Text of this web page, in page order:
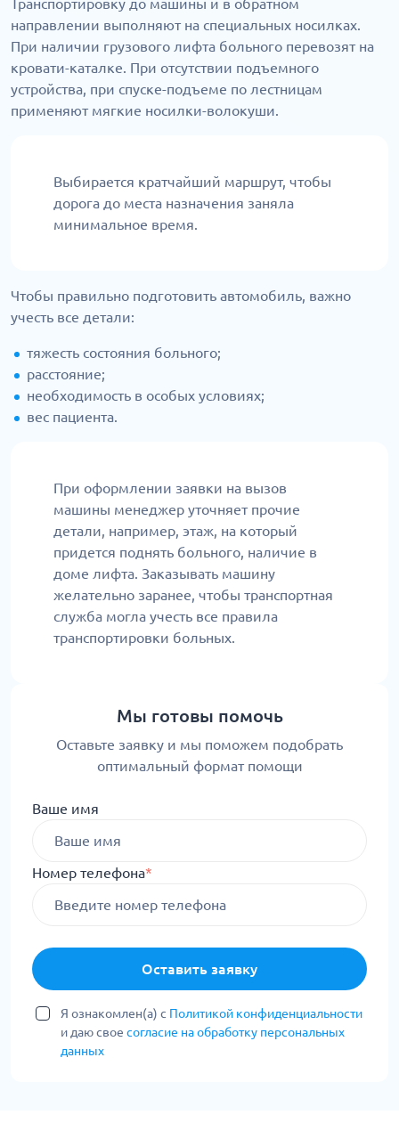
Транспортировку до машины и в обратном
направлении выполняют на специальных носилках.
При наличии грузового лифта больного перевозят на
кровати-каталке. При отсутствии подъемного
устройства, при спуске-подъеме по лестницам
применяют мягкие носилки-волокуши.
Выбирается кратчайший маршрут, чтобы
дорога до места назначения заняла
минимальное время.
Чтобы правильно подготовить автомобиль, важно
учесть все детали:
тяжесть состояния больного;
расстояние;
необходимость в особых условиях;
вес пациента.
При оформлении заявки на вызов
машины менеджер уточняет прочие
детали, например, этаж, на который
придется поднять больного, наличие в
доме лифта. Заказывать машину
желательно заранее, чтобы транспортная
служба могла учесть все правила
транспортировки больных.
Мы готовы помочь
Оставьте заявку и мы поможем подобрать
оптимальный формат помощи
Ваше имя
Номер телефона*
Оставить заявку
Я ознакомлен(а) с Политикой конфиденциальности
и даю свое согласие на обработку персональных
данных